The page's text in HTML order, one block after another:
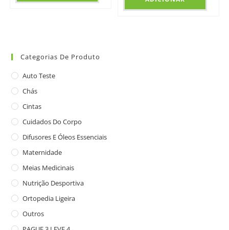
Categorias De Produto
Auto Teste
Chás
Cintas
Cuidados Do Corpo
Difusores E Óleos Essenciais
Maternidade
Meias Medicinais
Nutrição Desportiva
Ortopedia Ligeira
Outros